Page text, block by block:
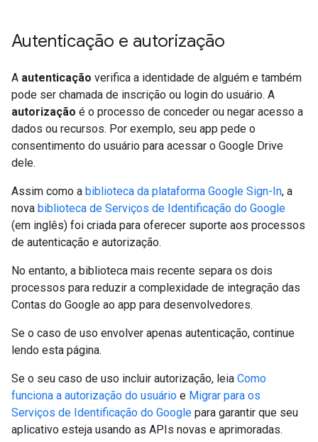
Autenticação e autorização
A autenticação verifica a identidade de alguém e também
pode ser chamada de inscrição ou login do usuário. A
autorização é o processo de conceder ou negar acesso a
dados ou recursos. Por exemplo, seu app pede o
consentimento do usuário para acessar o Google Drive
dele.
Assim como a biblioteca da plataforma Google Sign-In, a
nova biblioteca de Serviços de Identificação do Google
(em inglês) foi criada para oferecer suporte aos processos
de autenticação e autorização.
No entanto, a biblioteca mais recente separa os dois
processos para reduzir a complexidade de integração das
Contas do Google ao app para desenvolvedores.
Se o caso de uso envolver apenas autenticação, continue
lendo esta página.
Se o seu caso de uso incluir autorização, leia Como
funciona a autorização do usuário e Migrar para os
Serviços de Identificação do Google para garantir que seu
aplicativo esteja usando as APIs novas e aprimoradas.